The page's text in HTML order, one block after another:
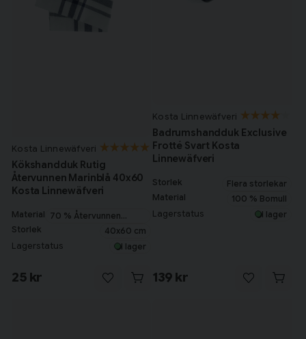
Kosta Linnewäfveri
Kökshandduk Rutig
Återvunnen Marinblå 40x60
Kosta Linnewäfveri
Material 70 % Återvunnen
Storlek 40x60 cm
Lagerstatus I lager
25 kr
Kosta Linnewäfveri
Badrumshandduk Exclusive
Frotté Svart Kosta
Linnewäfveri
Storlek
Flera storlekar
Material
100 % Bomull
Lagerstatus I lager
139 kr
Har du alla tillbehör?